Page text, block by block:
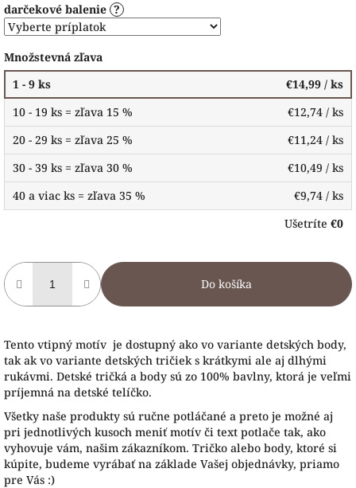
darčekové balenie ?
Množstevná zľava
1 - 9 ks
€14,99 / ks
10 - 19 ks = zľava 15 %
€12,74 / ks
20 - 29 ks = zľava 25 %
€11,24 / ks
30 - 39 ks = zľava 30 %
€10,49 / ks
40 a viac ks = zľava 35 %
€9,74 / ks
Ušetríte €0
Do košíka
Tento vtipný motív je dostupný ako vo variante detských body,
tak ak vo variante detských tričiek s krátkymi ale aj dlhými
rukávmi. Detské tričká a body sú zo 100% bavlny, ktorá je veľmi
príjemná na detské telíčko.
Všetky naše produkty sú ručne potláčané a preto je možné aj
pri jednotlivých kusoch meniť motív či text potlače tak, ako
vyhovuje vám, našim zákazníkom. Tričko alebo body, ktoré si
kúpite, budeme vyrábať na základe Vašej objednávky, priamo
pre Vás :)